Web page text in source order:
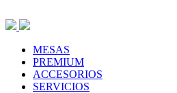
al
contenido
MESAS
PREMIUM
ACCESORIOS
SERVICIOS